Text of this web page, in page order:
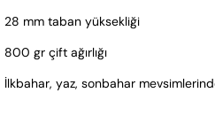
28 mm taban yüksekliği
800 gr çift ağırlığı
İlkbahar, yaz, sonbahar